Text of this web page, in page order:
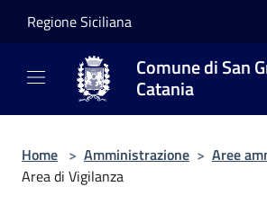
Regione Siciliana
Comune di San
Catania
Home > Amministrazione > Aree
Area di Vigilanza